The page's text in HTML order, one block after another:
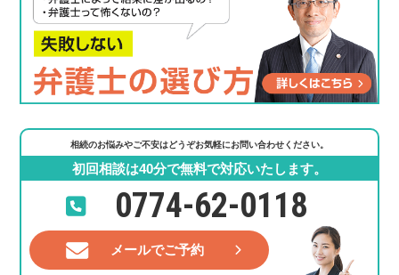
相続のお悩みやご不安はどうぞお気軽にお問い合わせください。
初回相談は40分で無料で対応いたします。
0774-62-0118
メールでご予約